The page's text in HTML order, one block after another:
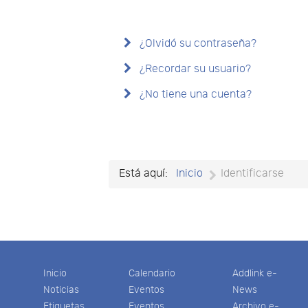
¿Olvidó su contraseña?
¿Recordar su usuario?
¿No tiene una cuenta?
Está aquí: Inicio Identificarse
Inicio
Noticias
Calendario
Eventos
Addlink e-
News